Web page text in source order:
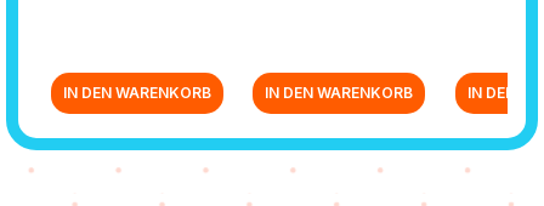
IN DEN WARENKORB IN DEN WARENKORB IN DEN
Zurück zur Vor-/Zurück-Navigation